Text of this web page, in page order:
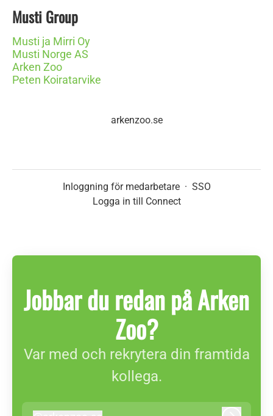
Musti Group
Musti ja Mirri Oy
Musti Norge AS
Arken Zoo
Peten Koiratarvike
arkenzoo.se
Inloggning för medarbetare · SSO
Logga in till Connect
Jobbar du redan på Arken
Zoo?
Var med och rekrytera din framtida
kollega.